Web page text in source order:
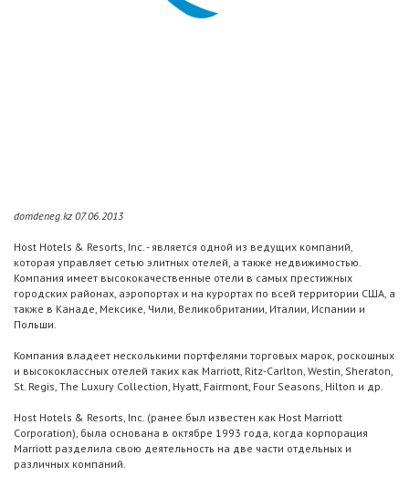
domdeneg.kz 07.06.2013
Host Hotels & Resorts, Inc. - является одной из ведущих компаний,
которая управляет сетью элитных отелей, а также недвижимостью.
Компания имеет высококачественные отели в самых престижных
городских районах, аэропортах и на курортах по всей территории США, а
также в Канаде, Мексике, Чили, Великобритании, Италии, Испании и
Польши.
Компания владеет несколькими портфелями торговых марок, роскошных
и высококлассных отелей таких как Marriott, Ritz-Carlton, Westin, Sheraton,
St. Regis, The Luxury Collection, Hyatt, Fairmont, Four Seasons, Hilton и др.
Host Hotels & Resorts, Inc. (ранее был известен как Host Marriott
Corporation), была основана в октябре 1993 года, когда корпорация
Marriott разделила свою деятельность на две части отдельных и
различных компаний.